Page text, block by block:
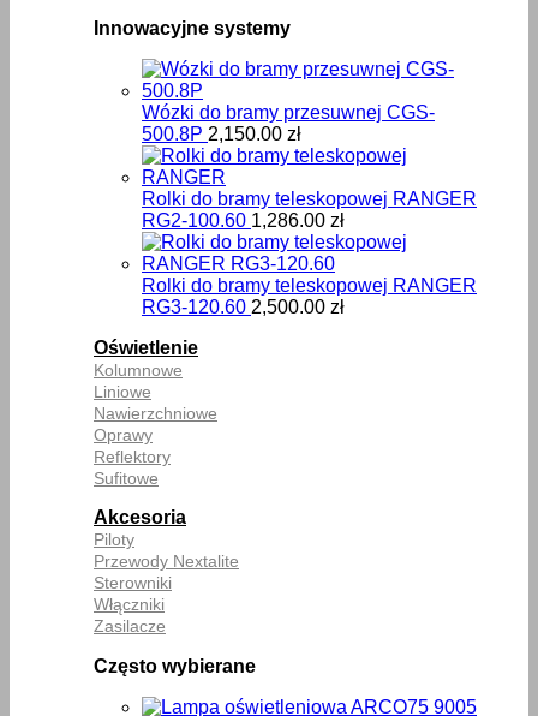
Innowacyjne systemy
Wózki do bramy przesuwnej CGS-
500.8P 2,150.00 zł
Rolki do bramy teleskopowej RANGER
RG2-100.60 1,286.00 zł
Rolki do bramy teleskopowej RANGER
RG3-120.60 2,500.00 zł
Oświetlenie
Kolumnowe
Liniowe
Nawierzchniowe
Oprawy
Reflektory
Sufitowe
Akcesoria
Piloty
Przewody Nextalite
Sterowniki
Włączniki
Zasilacze
Często wybierane